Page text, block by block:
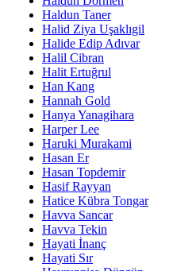
Haldun Taner
Halid Ziya Uşaklıgil
Halide Edip Adıvar
Halil Cibran
Halit Ertuğrul
Han Kang
Hannah Gold
Hanya Yanagihara
Harper Lee
Haruki Murakami
Hasan Er
Hasan Topdemir
Hasif Rayyan
Hatice Kübra Tongar
Havva Sancar
Havva Tekin
Hayati İnanç
Hayati Sır